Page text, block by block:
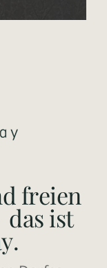
freien
das ist